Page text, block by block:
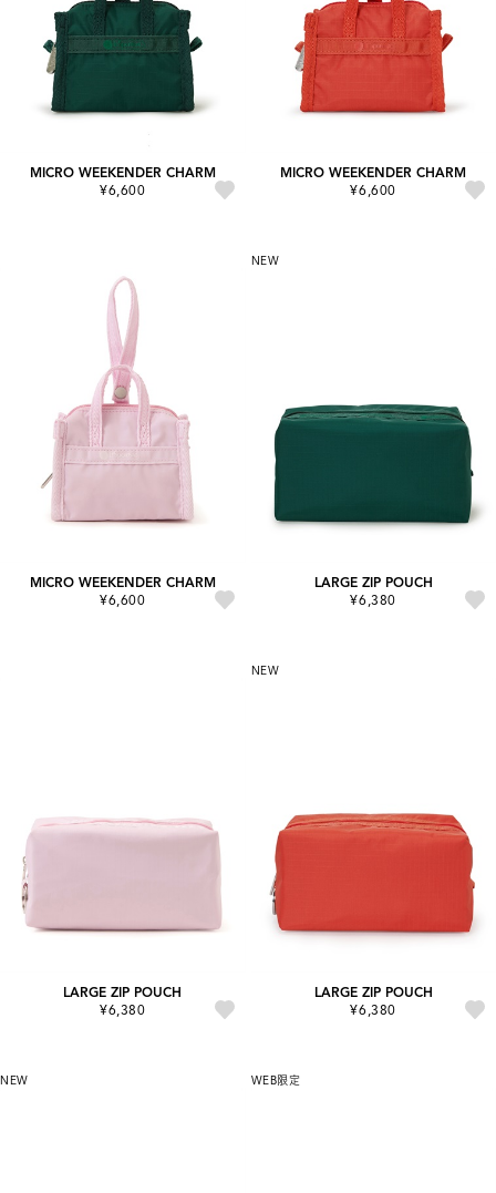
MICRO WEEKENDER CHARM
¥6,600
MICRO WEEKENDER CHARM
¥6,600
MICRO WEEKENDER CHARM
¥6,600
NEW
LARGE ZIP POUCH
¥6,380
LARGE ZIP POUCH
¥6,380
NEW
LARGE ZIP POUCH
¥6,380
NEW WEB限定